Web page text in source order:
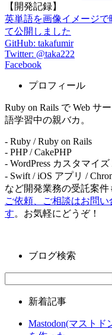
【開発記録】
英単語を画像イメージ
て公開しました
GitHub: takafumir
Twitter: @taka222
Facebook
プロフィール
Ruby on Rails で Web サ
語学習中の親バカ。
- Ruby / Ruby on Rails
- PHP / CakePHP
- WordPress カスタマイ
- Swift / iOS アプリ /
など開発業務の受託案件
ご依頼、ご相談はお問
す。お気軽にどうぞ！
ブログ検索
新着記事
Mastodon(マスト